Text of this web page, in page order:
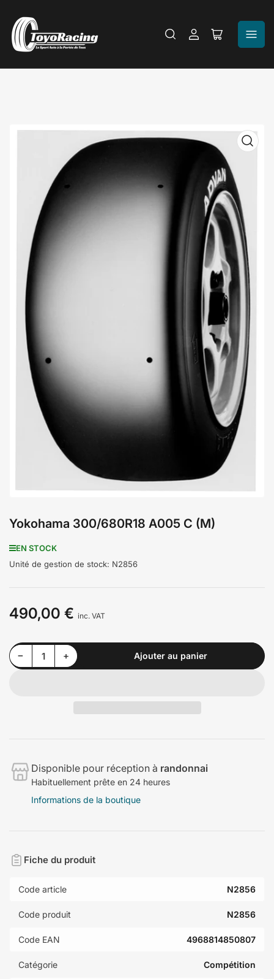
Se
Ouvrir
modal
Yokohama 300/680R18 A005 C (M)
EN STOCK
Unité de gestion de stock: N2856
Prix
490,00 € inc. VAT
−Diminuer la quantité pour Yokohama 300/680R18 A005 C (M)
Quantité +Augmenter la quantité pour Yokohama 300/680R18 A005 C (M) Ajouter au panier
Disponible pour réception à randonnai
Habituellement prête en 24 heures
Informations de la boutique
Fiche du produit
Code article N2856
Code produit N2856
Code EAN 4968814850807
Catégorie Compétition